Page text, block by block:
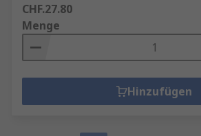
CHF.27.80
Menge
Hinzufügen